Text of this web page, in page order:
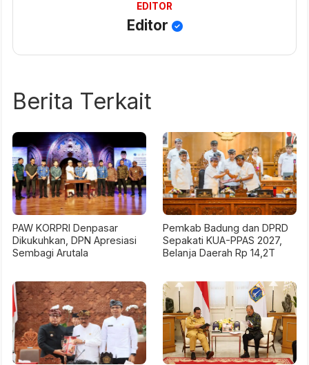
EDITOR
Editor
Berita Terkait
PAW KORPRI Denpasar
Dikukuhkan, DPN Apresiasi
Sembagi Arutala
Pemkab Badung dan DPRD
Sepakati KUA-PPAS 2027,
Belanja Daerah Rp 14,2T